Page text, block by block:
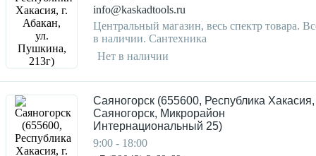
info@kaskadtools.ru
Центральный магазин, весь спектр товара.
в наличии. Сантехника
Нет в наличии
Саяногорск (655600, Республика Хакасия,
Саяногорск, Микрорайон
Интернациональный 25)
9:00 - 18:00